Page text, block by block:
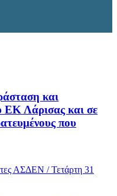
και
ΕΚ Λάρισας και σε
που